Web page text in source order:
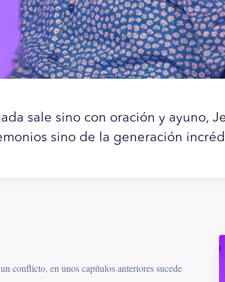
sale sino con oración y ayuno,
sino de la generación
conflicto, en unos capítulos anteriores sucede